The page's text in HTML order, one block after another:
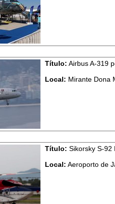
Título: Airbus A-319
Local: Mirante Dona
Título: Sikorsky S-92
Local: Aeroporto de